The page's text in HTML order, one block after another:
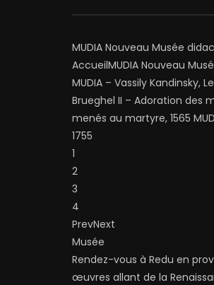
MUDIA Nouveau Musée
AccueilMUDIA Nouveau
MUDIA – Vassily Kandinsky,
Brueghel II – Adoration des
menés au martyre, 1565
1755
1
2
3
4
PrevNext
Musée
Rendez-vous à Redu en
œuvres allant de la